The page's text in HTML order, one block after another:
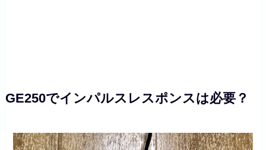
GE250でインパルスレスポンスは必要？